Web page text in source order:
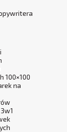
100×100
na